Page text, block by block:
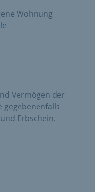
Wohnung
Vermögen der
gegebenenfalls
Erbschein.